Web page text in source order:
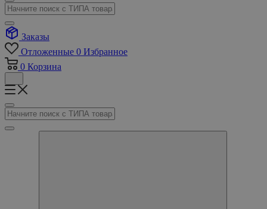
Заказы
Отложенные 0 Избранное
0 Корзина